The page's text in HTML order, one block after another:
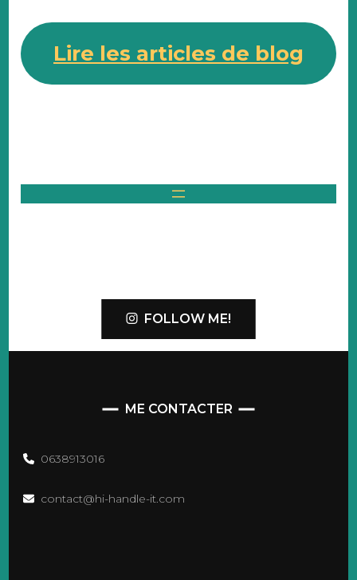
Lire les articles de blog
FOLLOW ME!
ME CONTACTER
0638913016
contact@hi-handle-it.com